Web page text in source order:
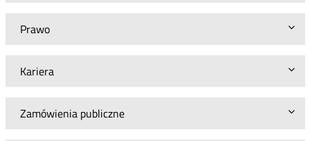
Prawo
Kariera
Zamówienia publiczne